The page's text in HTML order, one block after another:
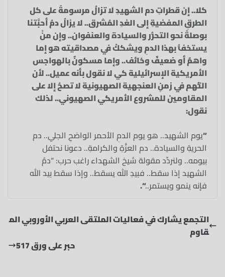
كلا.. إن قطراتِ دم الشهيدِ لا تزالُ مرسومةً على كل
الطرقِ المفضيةِ إلى الغدِ المُشرق.. لا يزالُ دمُ أحبَّتنا
بوصلةً نحو التحرُّر والسيادة والعنفوان.. وإن منْ
يستخفُّ بهذا الدمِ ويشككُ في مصداقيته هو إما
واهمٌ أو ضعيفٌ وخائف.. وإما مسكونٌ بالهواجس
الأمريكية الإسرائيلية كي لا نقول بأنه عميل.. لأن
التُّهم في زمنِ العنجهية الصهيونية لا تصحُ إلا على
المقاومين للمشروع الأمريكي الصهيوني.. لذلك
نقول:
“يوم الشهيد.. هو يوم الدمِ الأحمر الواضحِ الجلي.. دم
الحريةِ والسيادة.. دم العزَّةِ والكرامةِ.. دعونا نحتفل
بيومه.. ولنردِّد مقولة شيخ الشهداء راغب حرب: “دمُ
الشهيد إذا سقط.. فبيدِ الله يسقط.. وإذا سقط بيد الله
فإنه ينمو ويستمر..“.
التجمع يشارك في فعاليات الملتقى العربي الأوروبي الم
قاوم
حبر على ورق 517